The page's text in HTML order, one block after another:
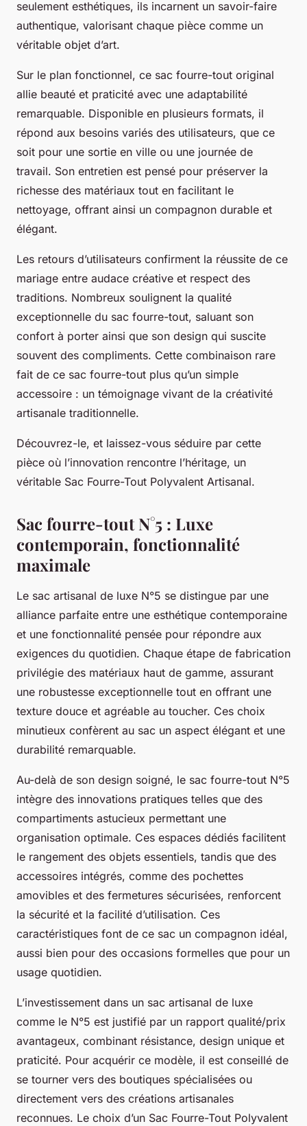
seulement esthétiques, ils incarnent un savoir-faire
authentique, valorisant chaque pièce comme un
véritable objet d’art.
Sur le plan fonctionnel, ce sac fourre-tout original
allie beauté et praticité avec une adaptabilité
remarquable. Disponible en plusieurs formats, il
répond aux besoins variés des utilisateurs, que ce
soit pour une sortie en ville ou une journée de
travail. Son entretien est pensé pour préserver la
richesse des matériaux tout en facilitant le
nettoyage, offrant ainsi un compagnon durable et
élégant.
Les retours d’utilisateurs confirment la réussite de ce
mariage entre audace créative et respect des
traditions. Nombreux soulignent la qualité
exceptionnelle du sac fourre-tout, saluant son
confort à porter ainsi que son design qui suscite
souvent des compliments. Cette combinaison rare
fait de ce sac fourre-tout plus qu’un simple
accessoire : un témoignage vivant de la créativité
artisanale traditionnelle.
Découvrez-le, et laissez-vous séduire par cette
pièce où l’innovation rencontre l’héritage, un
véritable Sac Fourre-Tout Polyvalent Artisanal.
Sac fourre-tout N°5 : Luxe
contemporain, fonctionnalité
maximale
Le sac artisanal de luxe N°5 se distingue par une
alliance parfaite entre une esthétique contemporaine
et une fonctionnalité pensée pour répondre aux
exigences du quotidien. Chaque étape de fabrication
privilégie des matériaux haut de gamme, assurant
une robustesse exceptionnelle tout en offrant une
texture douce et agréable au toucher. Ces choix
minutieux confèrent au sac un aspect élégant et une
durabilité remarquable.
Au-delà de son design soigné, le sac fourre-tout N°5
intègre des innovations pratiques telles que des
compartiments astucieux permettant une
organisation optimale. Ces espaces dédiés facilitent
le rangement des objets essentiels, tandis que des
accessoires intégrés, comme des pochettes
amovibles et des fermetures sécurisées, renforcent
la sécurité et la facilité d’utilisation. Ces
caractéristiques font de ce sac un compagnon idéal,
aussi bien pour des occasions formelles que pour un
usage quotidien.
L’investissement dans un sac artisanal de luxe
comme le N°5 est justifié par un rapport qualité/prix
avantageux, combinant résistance, design unique et
praticité. Pour acquérir ce modèle, il est conseillé de
se tourner vers des boutiques spécialisées ou
directement vers des créations artisanales
reconnues. Le choix d’un Sac Fourre-Tout Polyvalent